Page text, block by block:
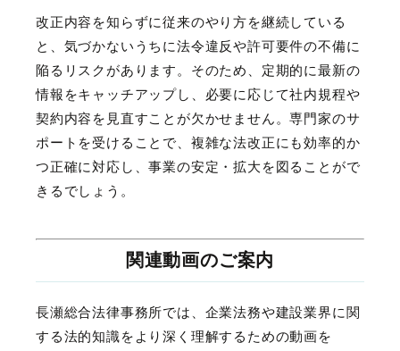
改正内容を知らずに従来のやり方を継続している
と、気づかないうちに法令違反や許可要件の不備に
陥るリスクがあります。そのため、定期的に最新の
情報をキャッチアップし、必要に応じて社内規程や
契約内容を見直すことが欠かせません。専門家のサ
ポートを受けることで、複雑な法改正にも効率的か
つ正確に対応し、事業の安定・拡大を図ることがで
きるでしょう。
関連動画のご案内
長瀬総合法律事務所では、企業法務や建設業界に関
する法的知識をより深く理解するための動画を